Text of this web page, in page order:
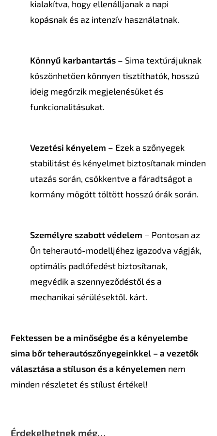
kialakítva, hogy ellenálljanak a napi
kopásnak és az intenzív használatnak.
Könnyű karbantartás – Sima textúrájuknak
köszönhetően könnyen tisztíthatók, hosszú
ideig megőrzik megjelenésüket és
funkcionalitásukat.
Vezetési kényelem – Ezek a szőnyegek
stabilitást és kényelmet biztosítanak minden
utazás során, csökkentve a fáradtságot a
kormány mögött töltött hosszú órák során.
Személyre szabott védelem – Pontosan az
Ön teherautó-modelljéhez igazodva vágják,
optimális padlófedést biztosítanak,
megvédik a szennyeződéstől és a
mechanikai sérülésektől. kárt.
Fektessen be a minőségbe és a kényelembe
sima bőr teherautószőnyegeinkkel – a vezetők
választása a stíluson és a kényelemen nem
minden részletet és stílust értékel!
Érdekelhetnek még…